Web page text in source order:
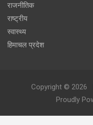
राजनीतिक
राष्ट्रीय
स्वास्थ्य
हिमाचल प्रदेश
Copyright © 2026
Proudly